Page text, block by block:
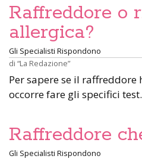
Raffreddore o
allergica?
Gli Specialisti Rispondono
di “La Redazione”
Per sapere se il
occorre fare gli specifici test.
Raffreddore
Gli Specialisti Rispondono